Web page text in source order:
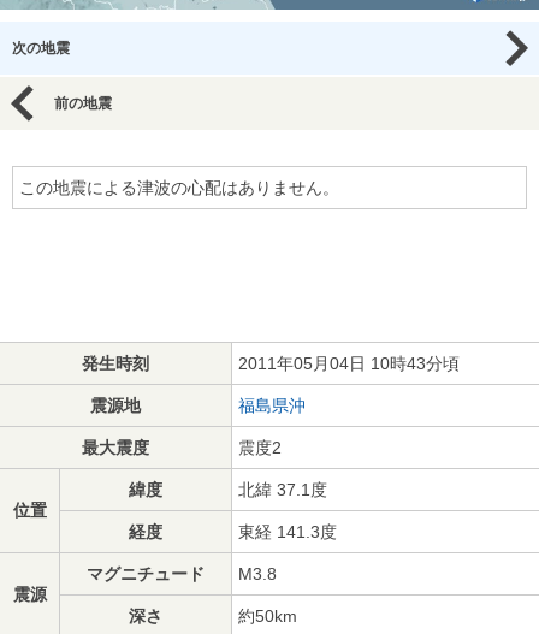
次の地震
前の地震
この地震による津波の心配はありません。
発生時刻 2011年05月04日 10時43分頃
震源地 福島県沖
最大震度 震度2
位置
緯度 北緯 37.1度
経度 東経 141.3度
震源
マグニチュード M3.8
深さ 約50km